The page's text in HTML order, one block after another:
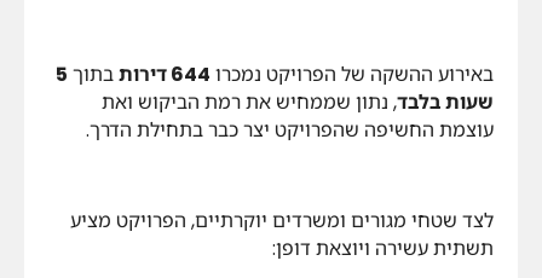
באירוע ההשקה של הפרויקט נמכרו 644 דירות בתוך 5
שעות בלבד, נתון שממחיש את רמת הביקוש ואת
עוצמת החשיפה שהפרויקט יצר כבר בתחילת הדרך.
לצד שטחי מגורים ומשרדים יוקרתיים, הפרויקט מציע
תשתית עשירה ויוצאת דופן: